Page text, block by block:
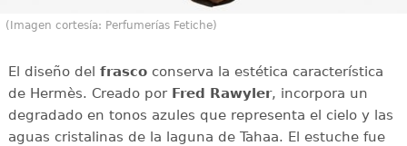
(Imagen cortesía: Perfumerías Fetiche)
El diseño del frascoconserva la estética característica
de Hermès. Creado por Fred Rawyler, incorpora un
degradado en tonos azules que representa el cielo y las
aguas cristalinas de la laguna de Tahaa. El estuche fue